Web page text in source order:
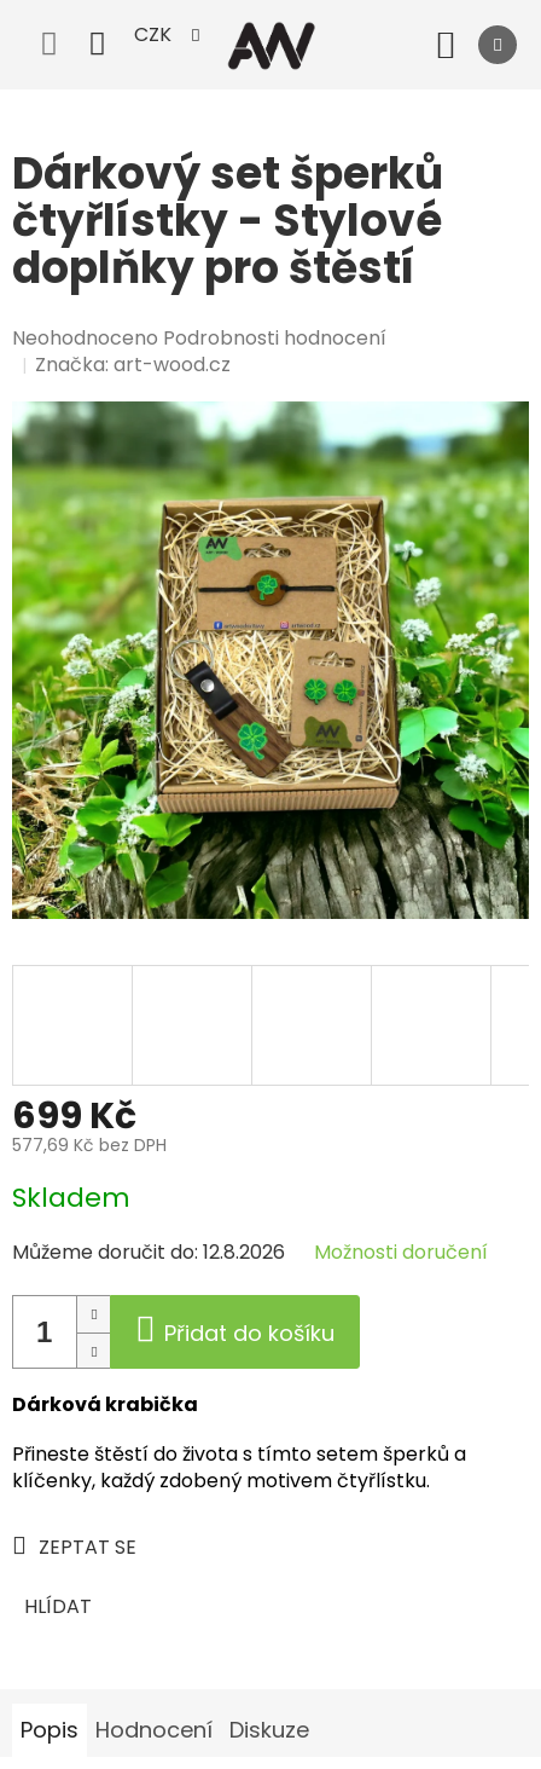
obsah
CZK
Dárkový set šperků
čtyřlístky - Stylové
doplňky pro štěstí
Průměrné
hodnocení
je
0,0
z
5
hvězdiček.
Neohodnoceno Podrobnosti hodnocení
Značka:art-wood.cz
699 Kč
577,69 Kč bez DPH
Měrná
cena:
Skladem
Můžeme doručit do: 12.8.2026 Možnosti doručení
Přidat do košíku
Dárková krabička
Přineste štěstí do života s tímto setem šperků a
klíčenky, každý zdobený motivem čtyřlístku.
ZEPTAT SE
HLÍDAT
Popis Hodnocení Diskuze